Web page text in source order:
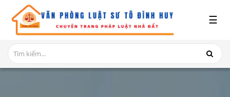
GIỚI
THIỆU
DỊCH
☰